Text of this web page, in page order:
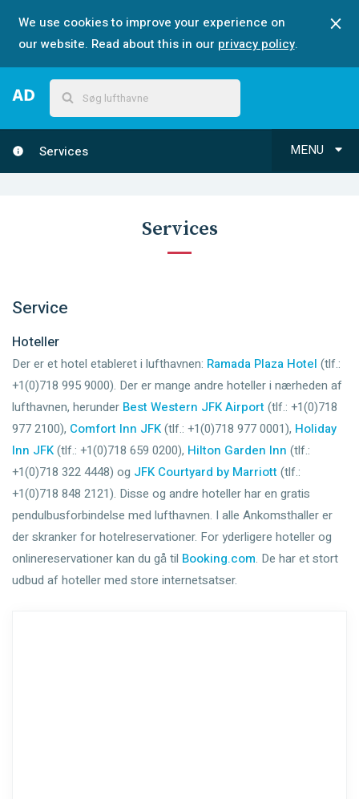
We use cookies to improve your experience on
our website. Read about this in our privacy policy.
MENU
Services
Services
Service
Hoteller
Der er et hotel etableret i lufthavnen: Ramada Plaza Hotel (tlf.:
+1(0)718 995 9000). Der er mange andre hoteller i nærheden af
lufthavnen, herunder Best Western JFK Airport (tlf.: +1(0)718
977 2100), Comfort Inn JFK(tlf.: +1(0)718 977 0001), Holiday
Inn JFK(tlf.: +1(0)718 659 0200), Hilton Garden Inn (tlf.:
+1(0)718 322 4448) og JFK Courtyard by Marriott (tlf.:
+1(0)718 848 2121). Disse og andre hoteller har en gratis
pendulbusforbindelse med lufthavnen. I alle Ankomsthaller er
der skranker for hotelreservationer. For yderligere hoteller og
onlinereservationer kan du gå til Booking.com. De har et stort
udbud af hoteller med store internetsatser.